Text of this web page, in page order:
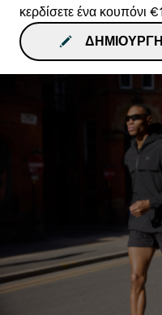
κερδίσετε ένα κουπόνι